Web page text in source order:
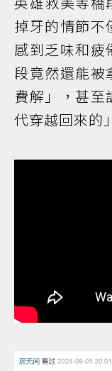
掉牙的情節不
感到乏味和疲
段竟然還能被
費解」，甚至
代穿越回來的